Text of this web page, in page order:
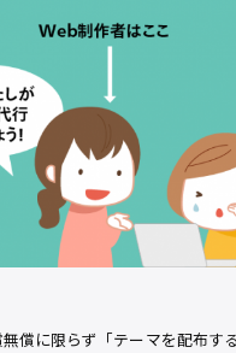
無償に限らず「テーマを配布す